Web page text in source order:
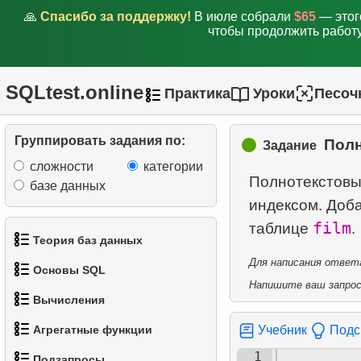
🙏 Спасибо за поддержку! В июле собрали $65 —
чтобы продолжить
SQLtest.online Практика Уроки
Группировать задания по:
сложности
категории
базе данных
Теория баз данных
3.
Основы SQL
Вычисления
Агрегатные функции
Обновите почтовый
3.
Установить почтовый
индекс
4.Обновить почтовые
5.Добавьте запись о
сотруднике
6.Удалить записи о
клиентах
7.Выполнить обновление
8.Обновить адрес клиента
Задание
индексом.
таблице film
Для написания
Напишите ваш
Учебник
1